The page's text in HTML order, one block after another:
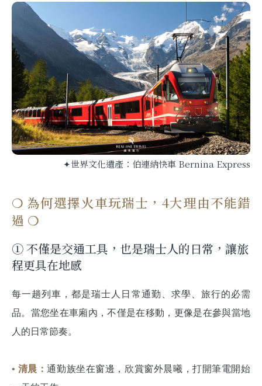
✦世界文化遺產：伯連納快車 Bernina Express
❍ 為何選擇火車玩瑞士，4大理由不能錯
過 ❍
① 不僅是交通工具，也是瑞士人的日常，讓旅
程更具在地感
每一趟列車，都是瑞士人日常通勤、求學、旅行的必需
品。當您坐在車廂內，不僅是在移動，更像是在參與當地
人的日常節奏。
• 清晨：通勤族坐在窗邊，欣賞窗外晨曦，打開筆電開始